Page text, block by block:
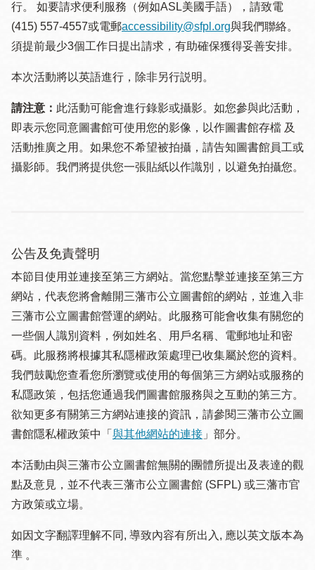
行。 如要請求便利服務（例如ASL美國手語），請致電
(415) 557-4557或電郵accessibility@sfpl.org與我們聯絡。
須提 前最少3個工作日提出請求，有助確保獲得妥善安排。
本次活動將以英語進行，除非另行説明。
請注意： 此活動可能會進行錄影或攝影。如您參與此活動，
即表示您同意圖書館可使用您的影像，以作圖書館存檔 及
活動推廣之用。如果您不希望被拍攝，請告知圖書館員工或
攝影師。我們將提供您一張貼紙以作識別，以避免拍攝您。
公告及免責聲明
本節目使用並連接至第三方網站。當您點擊並連接至第三方
網站，代表您將會離開三藩市公立圖書館的網站，並進入非
三藩市公立圖書館營運的網站。此服務可能會收集有關您的
一些個人識別資料，例如姓名、用戶名稱、電郵地址和密
碼。此服務將根據其私隱權政策處理已收集屬於您的資料。
我們鼓勵您查看您所瀏覽或使用的每個第三方網站或服務的
私隱政策，包括您通過我們圖書館服務與之互動的第三方。
欲知更多有關第三方網站連接的資訊，請參閱三藩市公立圖
書館隱私權政策中「 與其他網站的連接 」部分。
本活動由與三藩市公立圖書館無關的團體所提出及表達的觀
點及意見，並不代表三藩市公立圖書館 (SFPL) 或三藩市官
方政策或立場。
如因文字翻譯理解不同, 導致內容有所出入, 應以英文版本為
準 。